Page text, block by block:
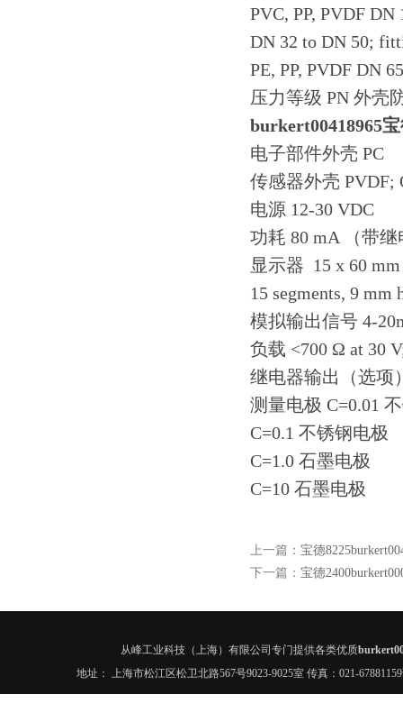
PVC, PP, PVDF
DN 32 to DN 50;
PE, PP, PVDF DN
压力等级 PN 外壳
burkert00418965
电子部件外壳 PC
传感器外壳 PVDF;
电源 12-30 VDC
功耗 80 mA （带
显示器 15 x 60
15 segments, 9 mm
模拟输出信号 4-
负载 <700 Ω at 30
继电器输出（选项
测量电极 C=0.01
C=0.1 不锈钢电极
C=1.0 石墨电极
C=10 石墨电极
上一篇： 宝德
下一篇： 宝德
从峰工业科技（上海）有限公司专门提供各类优质
地址： 上海市松江区松卫北路567号9023-9025室 传真：021-